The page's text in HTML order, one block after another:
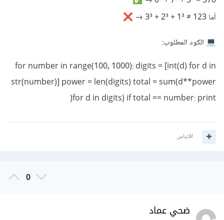
أما 123 ≠ 1³ + 2³ + 3³ → ❌
💻الكود المطلوب:
for number in range(100, 1000): digits = [int(d) for d in
str(number)] power = len(digits) total = sum(d**power
for d in digits) if total == number: print(
اقتباس
0
ضحي عماد